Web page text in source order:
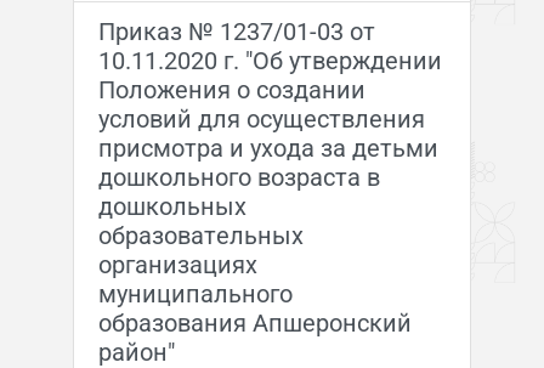
Приказ № 1237/01-03 от
10.11.2020 г. "Об утверждении
Положения о создании
условий для осуществления
присмотра и ухода за детьми
дошкольного возраста в
дошкольных
образовательных
организациях
муниципального
образования Апшеронский
район"